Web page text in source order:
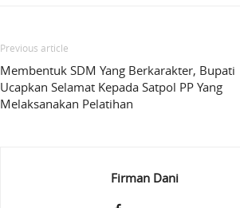
Previous article
Membentuk SDM Yang Berkarakter, Bupati
Ucapkan Selamat Kepada Satpol PP Yang
Melaksanakan Pelatihan
Firman Dani